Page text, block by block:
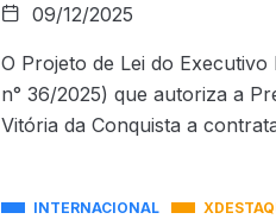
09/12/2025
O Projeto de Lei do Executivo
n° 36/2025) que autoriza a
Vitória da Conquista a
INTERNACIONAL